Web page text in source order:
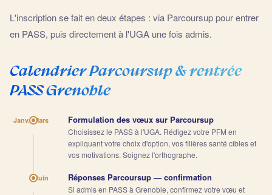
L'inscription se fait en deux étapes : via Parcoursup pour entrer
en PASS, puis directement à l'UGA une fois admis.
Calendrier Parcoursup & rentrée
PASS Grenoble
Janv.–Mars Formulation des vœux sur Parcoursup
Choisissez le PASS à l'UGA. Rédigez votre PFM en
expliquant votre choix d'option, vos filières santé cibles et
vos motivations. Soignez l'orthographe.
Juin Réponses Parcoursup — confirmation
Si admis en PASS à Grenoble, confirmez votre vœu et